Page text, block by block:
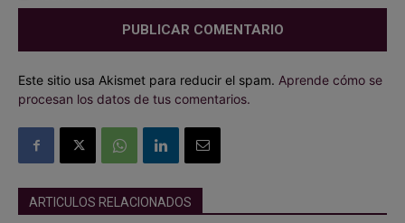
Este sitio usa Akismet para reducir el spam. Aprende cómo se
procesan los datos de tus comentarios.
ARTICULOS RELACIONADOS